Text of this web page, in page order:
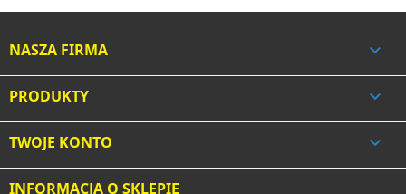
NASZA FIRMA 
PRODUKTY 
TWOJE KONTO 
INFORMACJA O SKLEPIE